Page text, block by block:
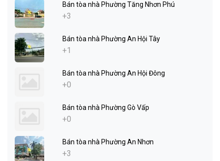
Bán tòa nhà Phường Tăng Nhơn Phú
+3
Bán tòa nhà Phường An Hội Tây
+1
Bán tòa nhà Phường An Hội Đông
+0
Bán tòa nhà Phường Gò Vấp
+0
Bán tòa nhà Phường An Nhơn
+3